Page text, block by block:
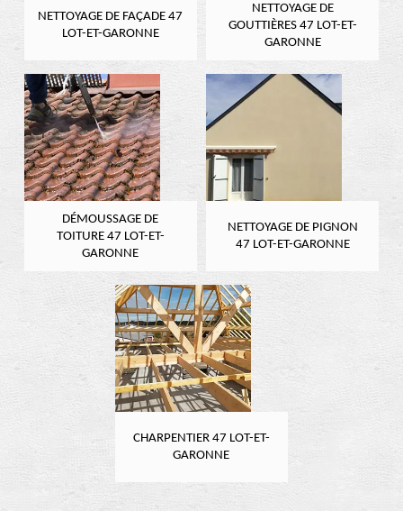
NETTOYAGE DE FAÇADE 47
LOT-ET-GARONNE
NETTOYAGE DE
GOUTTIÈRES 47 LOT-ET-
GARONNE
DÉMOUSSAGE DE
TOITURE 47 LOT-ET-
GARONNE
NETTOYAGE DE PIGNON
47 LOT-ET-GARONNE
CHARPENTIER 47 LOT-ET-
GARONNE